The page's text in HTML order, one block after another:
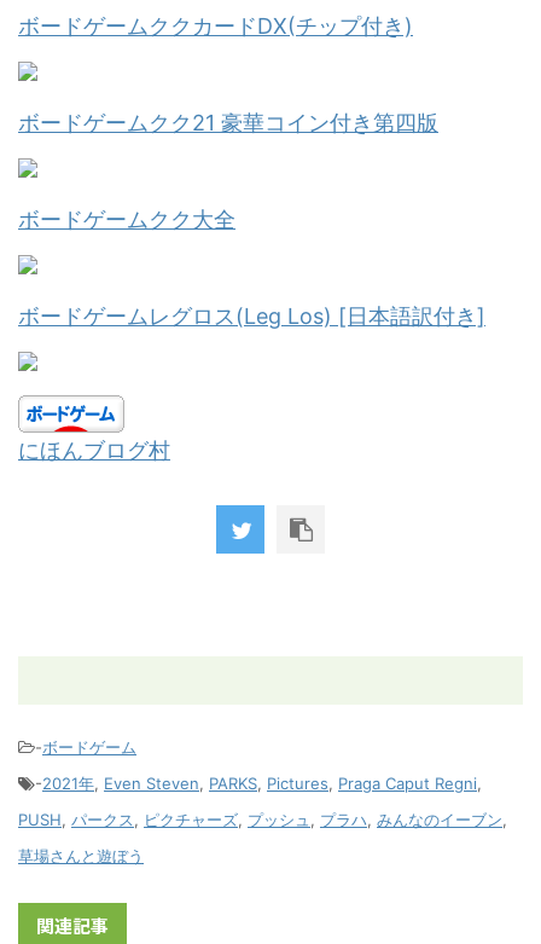
ボードゲームククカードDX(チップ付き)
ボードゲームクク21 豪華コイン付き第四版
ボードゲームクク大全
ボードゲームレグロス(Leg Los) [日本語訳付き]
にほんブログ村
-ボードゲーム
-2021年, Even Steven, PARKS, Pictures, Praga Caput Regni,
PUSH, パークス, ピクチャーズ, プッシュ, プラハ, みんなのイーブン,
草場さんと遊ぼう
関連記事